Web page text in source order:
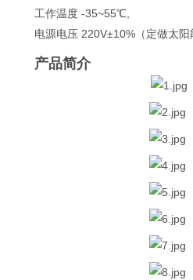
工作温度 -35~55℃,
电源电压 220V±10%（定做太阳
产品简介